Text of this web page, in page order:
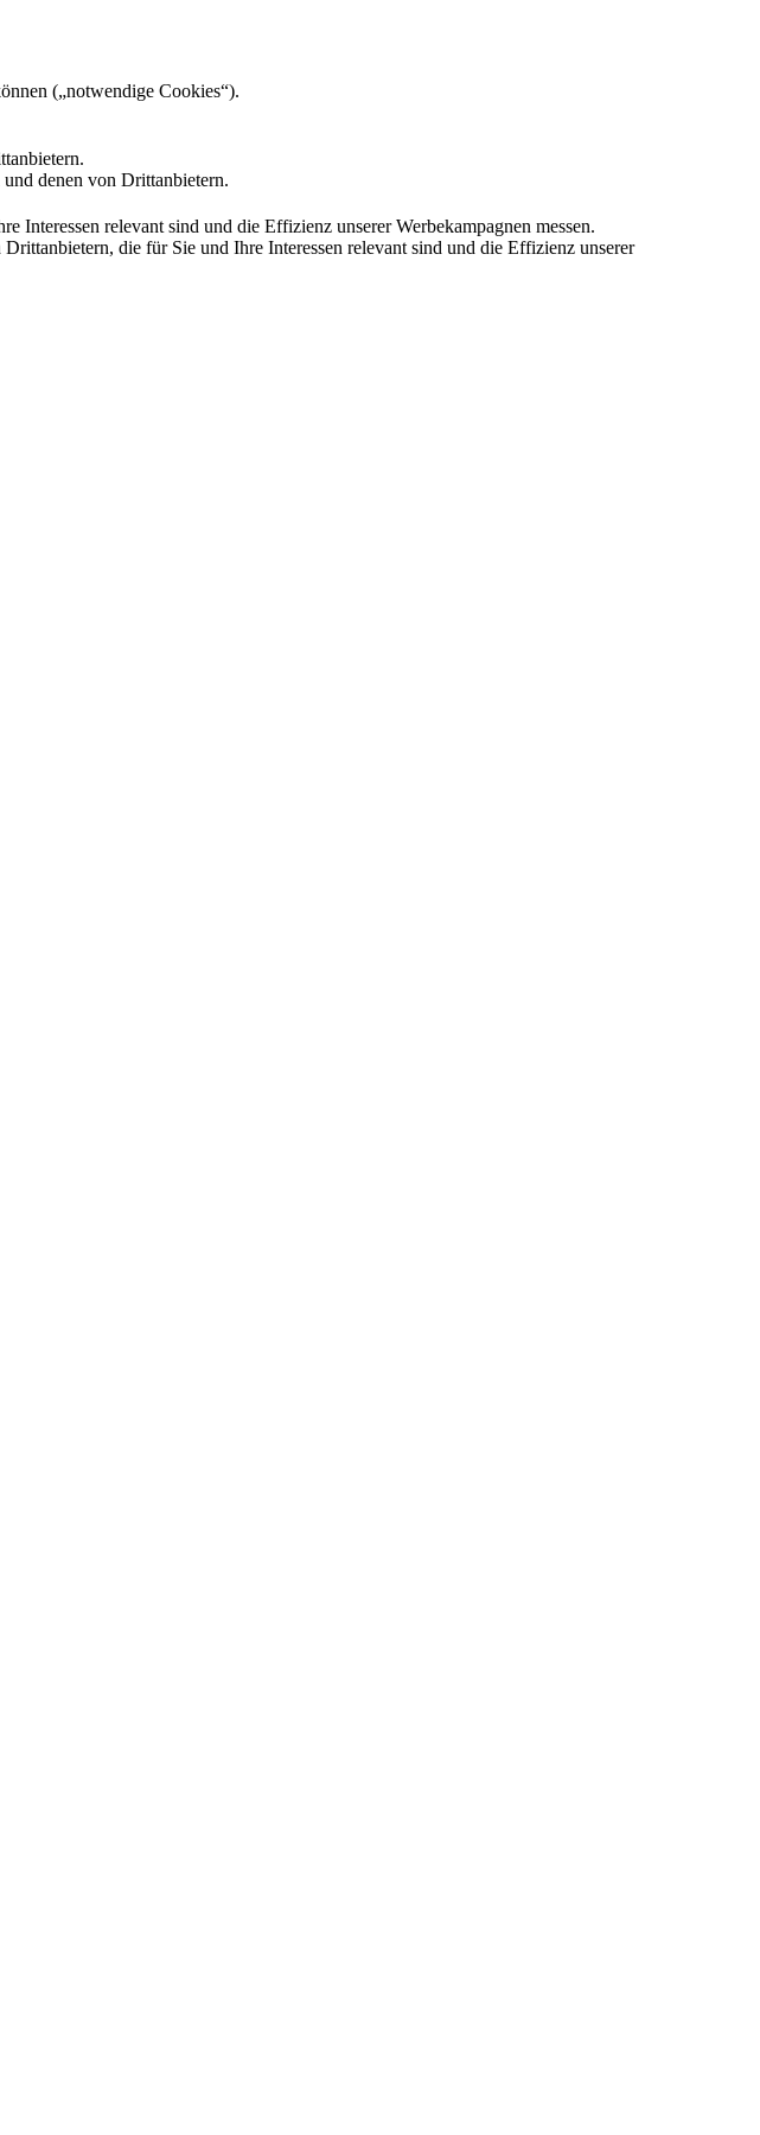
(„notwendige Cookies“).
denen von Drittanbietern.
Interessen relevant sind und die Effizienz unserer Werbekampagnen messen.
die für Sie und Ihre Interessen relevant sind und die Effizienz unserer